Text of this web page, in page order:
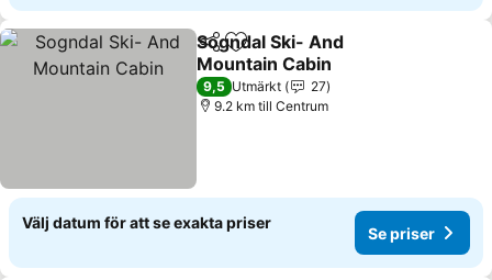
Dela Lägg till i Mina Favoriter
Sogndal Ski- And
Mountain Cabin
9,5 Utmärkt
27
9.2 km till Centrum
Välj datum för att se exakta priser
Se priser